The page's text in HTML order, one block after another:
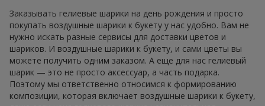
Заказывать гелиевые шарики на день рождения и просто
покупать воздушные шарики к букету у нас удобно. Вам не
нужно искать разные сервисы для доставки цветов и
шариков. И воздушные шарики к букету, и сами цветы вы
можете получить одним заказом. А еще для нас гелиевый
шарик — это не просто аксессуар, а часть подарка.
Поэтому мы ответственно относимся к формированию
композиции, которая включает воздушные шарики к букету,